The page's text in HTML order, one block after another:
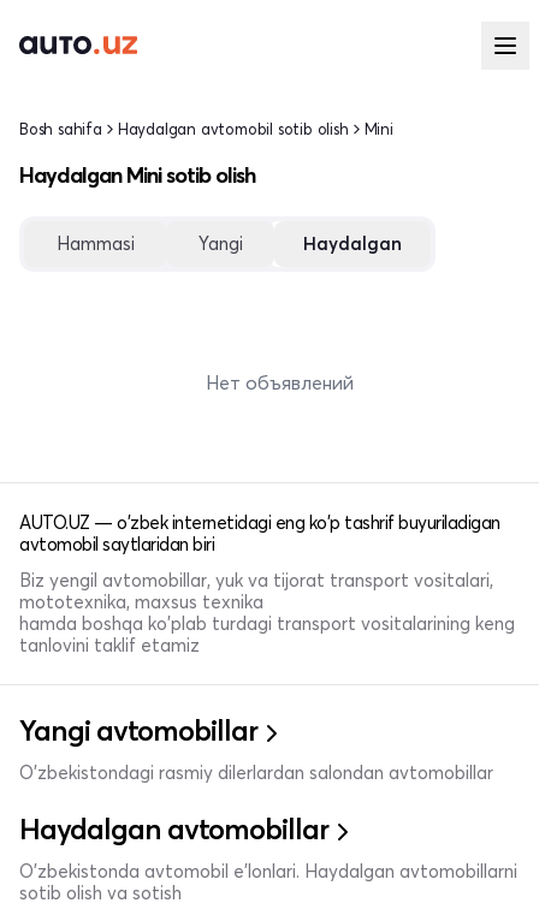
Bosh sahifa Haydalgan avtomobil sotib olish Mini
Haydalgan Mini sotib olish
Hammasi Yangi Haydalgan
Нет объявлений
AUTO.UZ — o'zbek internetidagi eng ko'p tashrif buyuriladigan
avtomobil saytlaridan biri
Biz yengil avtomobillar, yuk va tijorat transport vositalari,
mototexnika, maxsus texnika
hamda boshqa ko'plab turdagi transport vositalarining keng
tanlovini taklif etamiz
Yangi avtomobillar
O'zbekistondagi rasmiy dilerlardan salondan avtomobillar
Haydalgan avtomobillar
O'zbekistonda avtomobil e’lonlari. Haydalgan avtomobillarni
sotib olish va sotish